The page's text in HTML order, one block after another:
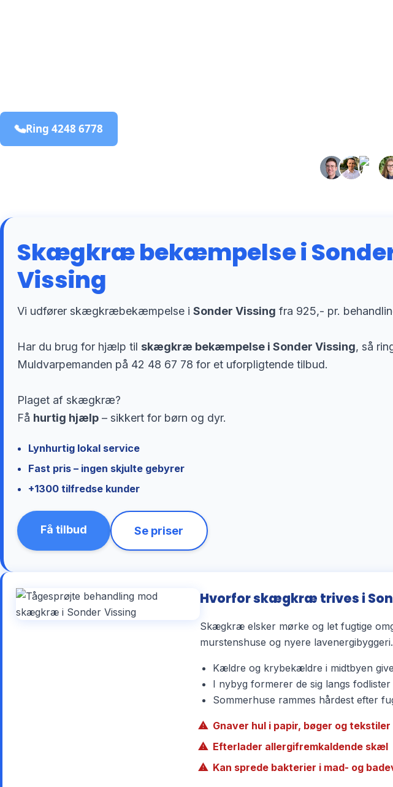
Ring 4248 6778
Skægkræ bekæmpelse i
Vissing
Vi udfører skægkræbekæmpelse iSonder Vissing fra 925,- pr.
Har du brug for hjælp til skægkræ bekæmpelse i Sonder Vissing, så
Muldvarpemanden på 42 48 67 78 for et uforpligtende tilbud.
Plaget af skægkræ?
Få hurtig hjælp – sikkert for børn og dyr.
Lynhurtig lokal service
Fast pris – ingen skjulte gebyrer
+1300 tilfredse kunder
Få tilbud Se priser
Hvorfor skægkræ trives i
Skægkræ elsker mørke og let fugtige
murstenshuse og nyere lavenergibyggeri.
Kældre og krybekældre i midtbyen
I nybyg formerer de sig langs
Sommerhuse rammes hårdest efter
Gnaver hul i papir, bøger og tekstiler
Efterlader allergifremkaldende skæl
Kan sprede bakterier i mad- og